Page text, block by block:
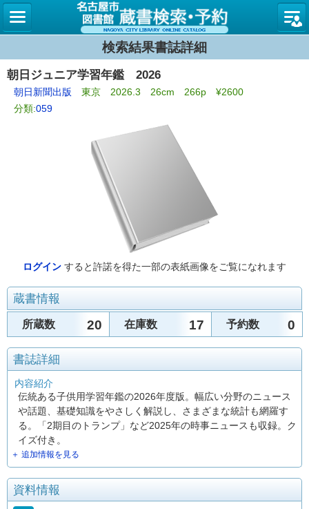
名古屋
検索結果書誌詳細
朝日ジュニア学習年鑑 2026
朝日新聞出版 東京 2026.3 26cm 266p ¥2600
分類:059
ログイン すると許諾を得た一部の表紙画像をご覧になれます
蔵書情報
所蔵数 20 在庫数 17 予約数 0
書誌詳細
内容紹介
伝統ある子供用学習年鑑の2026年度版。幅広い分野のニュース
や話題、基礎知識をやさしく解説し、さまざまな統計も網羅す
る。「2期目のトランプ」など2025年の時事ニュースも収録。ク
イズ付き。
＋ 追加情報を見る
資料情報